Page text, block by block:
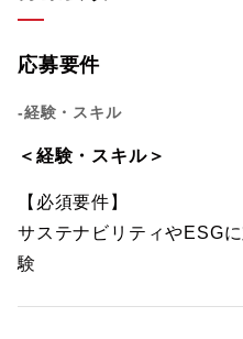
応募要件
-経験・スキル
＜経験・スキル＞
【必須要件】
サステナビリティやESG
験